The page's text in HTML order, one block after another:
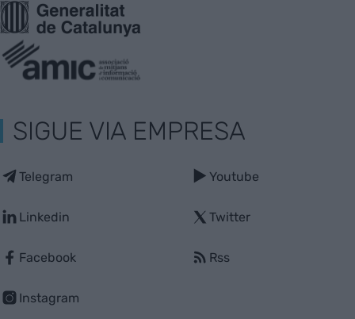
SIGUE VIA EMPRESA
Telegram
Linkedin
Facebook
Instagram
Youtube
Twitter
Rss